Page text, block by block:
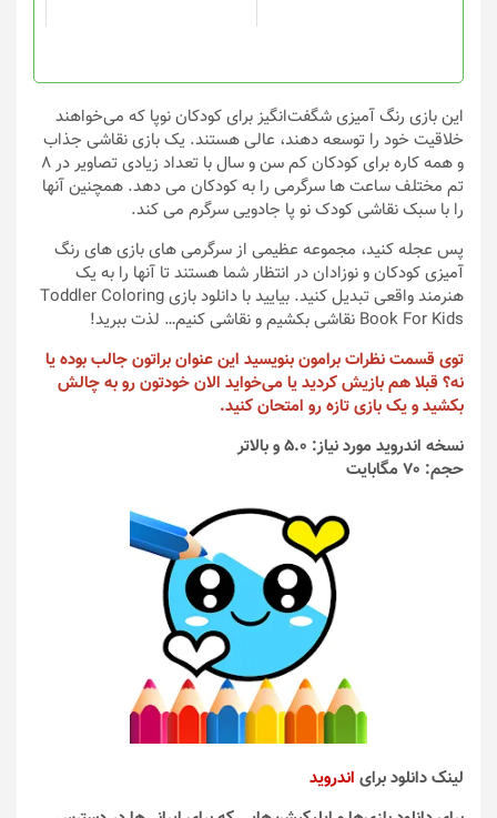
محصول
انتخاب
شوند
محصول
شوند
این بازی رنگ آمیزی شگفت‌انگیز برای کودکان نوپا که می‌خواهند
خلاقیت خود را توسعه دهند، عالی هستند. یک بازی نقاشی جذاب
و همه کاره برای کودکان کم سن و سال با تعداد زیادی تصاویر در 8
تم مختلف ساعت ها سرگرمی را به کودکان می دهد. همچنین آنها
را با سبک نقاشی کودک نو پا جادویی سرگرم می کند.
پس عجله کنید، مجموعه عظیمی از سرگرمی های بازی های رنگ
آمیزی کودکان و نوزادان در انتظار شما هستند تا آنها را به یک
هنرمند واقعی تبدیل کنید. بیایید با دانلود بازی Toddler Coloring
Book For Kids نقاشی بکشیم و نقاشی کنیم… لذت ببرید!
توی قسمت نظرات برامون بنویسید این عنوان براتون جالب بوده یا
نه؟ قبلا هم بازیش کردید یا می‌خواید الان خودتون رو به چالش
بکشید و یک بازی تازه رو امتحان کنید.
نسخه اندروید مورد نیاز: 5.0 و بالاتر
حجم: 70 مگابایت
لینک دانلود برای اندروید